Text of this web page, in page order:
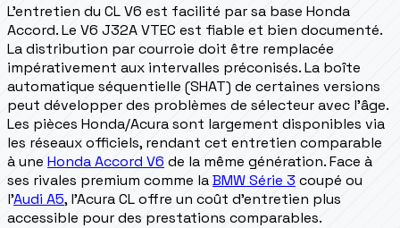
L'entretien du CL V6 est facilité par sa base Honda
Accord. Le V6 J32A VTEC est fiable et bien documenté.
La distribution par courroie doit être remplacée
impérativement aux intervalles préconisés. La boîte
automatique séquentielle (SHAT) de certaines versions
peut développer des problèmes de sélecteur avec l'âge.
Les pièces Honda/Acura sont largement disponibles via
les réseaux officiels, rendant cet entretien comparable
à une Honda Accord V6 de la même génération. Face à
ses rivales premium comme laBMW Série 3 coupé ou
l'Audi A5, l'Acura CL offre un coût d'entretien plus
accessible pour des prestations comparables.